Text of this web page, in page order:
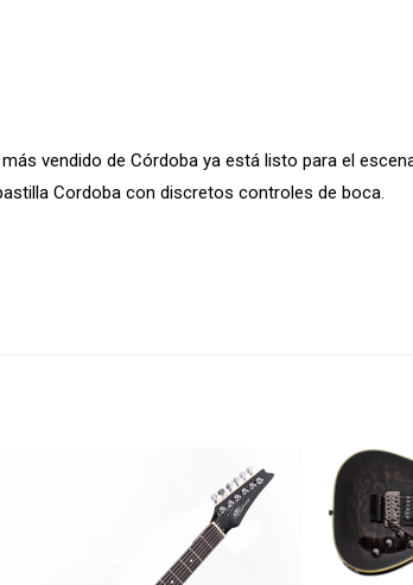
vendido de Córdoba ya está listo para el
Cordoba con discretos controles de boca.